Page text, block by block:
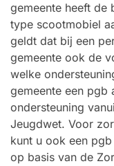
gemeente heeft de
type scootmobiel
geldt dat bij een
gemeente ook de
welke
gemeente een pgb
ondersteuning
Jeugdwet. Voor
kunt u ook een
op basis van de